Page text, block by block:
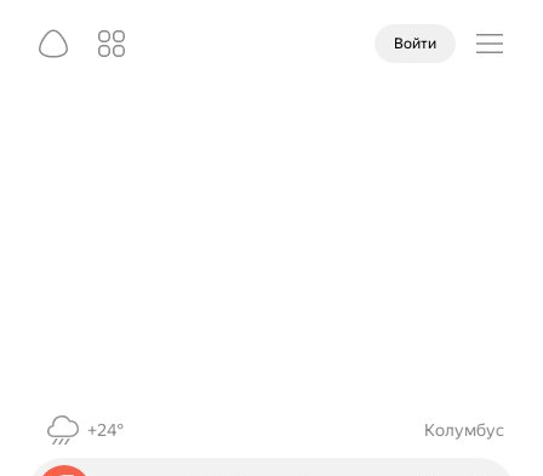
Войти
+24° Колумбус